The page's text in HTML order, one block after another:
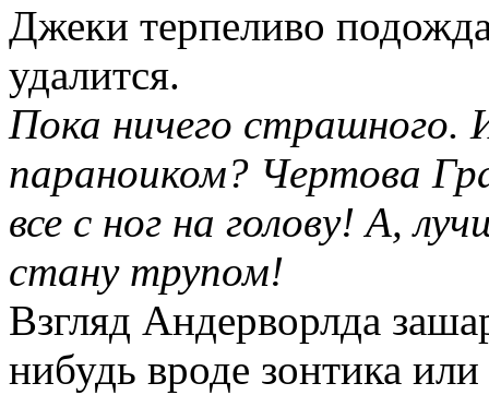
Джеки терпеливо
удалится.
Пока ничего страшного.
параноиком? Чертова
все с ног на голову! А,
стану трупом!
Взгляд Андерворлда
нибудь вроде зонтика